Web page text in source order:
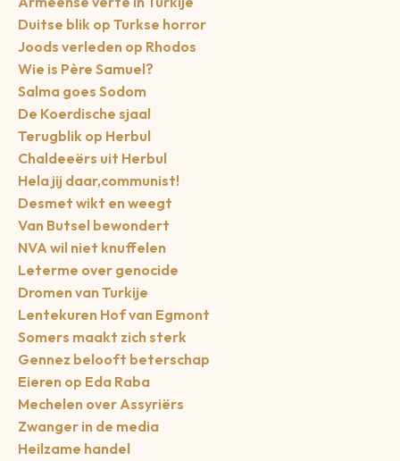
Duitse blik op Turkse horror
Joods verleden op Rhodos
Wie is Père Samuel?
Salma goes Sodom
De Koerdische sjaal
Terugblik op Herbul
Chaldeeërs uit Herbul
Hela jij daar,communist!
Desmet wikt en weegt
Van Butsel bewondert
NVA wil niet knuffelen
Leterme over genocide
Dromen van Turkije
Lentekuren Hof van Egmont
Somers maakt zich sterk
Gennez belooft beterschap
Eieren op Eda Raba
Mechelen over Assyriërs
Zwanger in de media
Heilzame handel